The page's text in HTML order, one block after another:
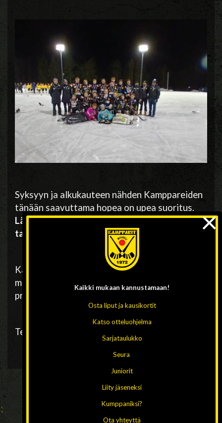
Syksyyn ja alkukauteen nähden Kamppareiden
tänään saavuttama hopea on upea suoritus.
Lämpimät onnittelut koko hopeajoukkueelle
taustajoukkoineen!
Kampparit onnittelee myös ansaitun
mestaruuden voittanutta WP35:ttä sekä
pronssiset mitalit saanutta
Teksti: Lauri Tikanoja, kuva: Maria Hatakka
Kaikki mukaan kannustamaan!
Osta liput ja kausikortit
Katso otteluohjelma
Sarjataulukko
Seura
Juniorit
Liity jäseneksi
Kumppaniksi?
Ota yhteyttä
×